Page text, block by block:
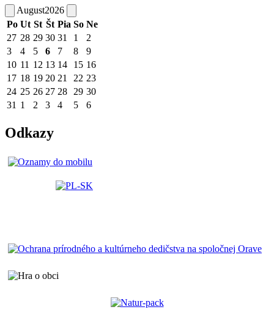
August2026
Po Ut St Št Pia So Ne
27 28 29 30 31 1
2
3
4 5 6 7 8
9
10 11 12 13 14 15 16
17 18 19 20 21 22 23
24 25 26 27 28 29 30
31 1 2 3 4 5 6
Odkazy